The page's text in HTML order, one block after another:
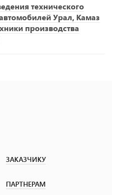
технического
Урал, Камаз
производства
ЗАКАЗЧИКУ
ПАРТНЕРАМ